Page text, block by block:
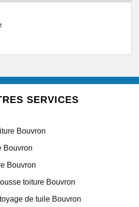
SERVICES
Bouvron
Bouvron
Bouvron
toiture Bouvron
de tuile Bouvron